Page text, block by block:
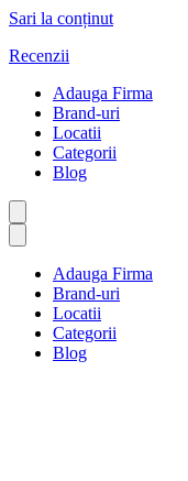
Sari la conținut
Recenzii
Adauga Firma
Brand-uri
Locatii
Categorii
Blog
Adauga Firma
Brand-uri
Locatii
Categorii
Blog